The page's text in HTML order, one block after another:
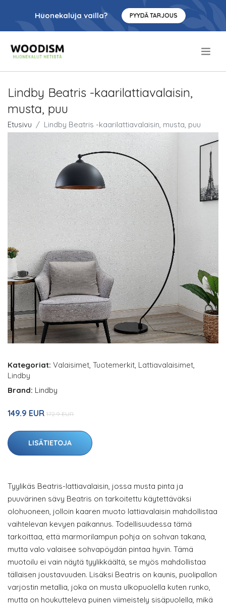
Huonekaluja vailla? PYYDÄ TARJOUS
Lindby Beatris -kaarilattiavalaisin,
musta, puu
Etusivu Lindby Beatris -kaarilattiavalaisin, musta, puu
Kategoriat: Valaisimet, Tuotemerkit, Lattiavalaisimet,
Lindby
Brand: Lindby
149.9 EUR 172.9 EUR
LISÄTIETOJA
Tyylikäs Beatris-lattiavalaisin, jossa musta pinta ja
puuvärinen sävy Beatris on tarkoitettu käytettäväksi
olohuoneen, jolloin kaaren muoto lattiavalaisin mahdollistaa
vaihtelevan kevyen paikannus. Todellisuudessa tämä
tarkoittaa, että marmorilampun pohja on sohvan takana,
mutta valo valaisee sohvapöydän pintaa hyvin. Tämä
muotoilu ei vain näytä tyylikkäältä, se myös mahdollistaa
tällaisen joustavuuden. Lisäksi Beatris on kaunis, puolipallon
varjostin metallia, joka on musta ulkopuolella kuten runko,
mutta on houkutteleva puinen viimeistely sisäpuolella, mikä